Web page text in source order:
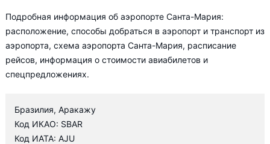
Подробная информация об аэропорте Санта-Мария:
расположение, способы добраться в аэропорт и транспорт из
аэропорта, схема аэропорта Санта-Мария, расписание
рейсов, информация о стоимости авиабилетов и
спецпредложениях.
Бразилия, Аракажу
Код ИКАО: SBAR
Код ИАТА: AJU